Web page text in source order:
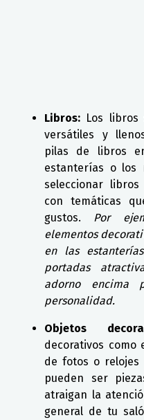
Libros: Los libros
versátiles y
pilas de libros
estanterías o los
seleccionar
con temáticas
gustos. Por
elementos
en las
portadas
adorno
personalidad.
Objetos
decorativos como
de fotos o relojes
pueden ser
atraigan la
general de tu